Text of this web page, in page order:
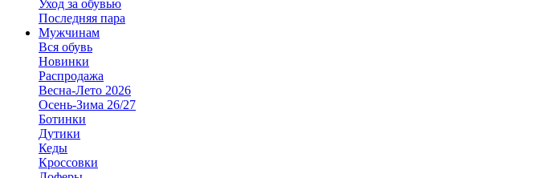
Уход за обувью
Последняя пара
Мужчинам
Вся обувь
Новинки
Распродажа
Весна-Лето 2026
Осень-Зима 26/27
Ботинки
Дутики
Кеды
Кроссовки